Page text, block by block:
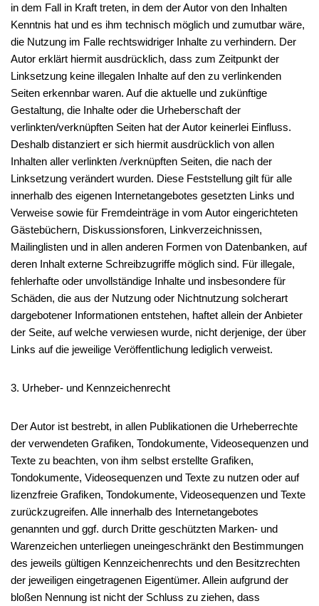
in dem Fall in Kraft treten, in dem der Autor von den Inhalten
Kenntnis hat und es ihm technisch möglich und zumutbar wäre,
die Nutzung im Falle rechtswidriger Inhalte zu verhindern. Der
Autor erklärt hiermit ausdrücklich, dass zum Zeitpunkt der
Linksetzung keine illegalen Inhalte auf den zu verlinkenden
Seiten erkennbar waren. Auf die aktuelle und zukünftige
Gestaltung, die Inhalte oder die Urheberschaft der
verlinkten/verknüpften Seiten hat der Autor keinerlei Einfluss.
Deshalb distanziert er sich hiermit ausdrücklich von allen
Inhalten aller verlinkten /verknüpften Seiten, die nach der
Linksetzung verändert wurden. Diese Feststellung gilt für alle
innerhalb des eigenen Internetangebotes gesetzten Links und
Verweise sowie für Fremdeinträge in vom Autor eingerichteten
Gästebüchern, Diskussionsforen, Linkverzeichnissen,
Mailinglisten und in allen anderen Formen von Datenbanken, auf
deren Inhalt externe Schreibzugriffe möglich sind. Für illegale,
fehlerhafte oder unvollständige Inhalte und insbesondere für
Schäden, die aus der Nutzung oder Nichtnutzung solcherart
dargebotener Informationen entstehen, haftet allein der Anbieter
der Seite, auf welche verwiesen wurde, nicht derjenige, der über
Links auf die jeweilige Veröffentlichung lediglich verweist.
3. Urheber- und Kennzeichenrecht
Der Autor ist bestrebt, in allen Publikationen die Urheberrechte
der verwendeten Grafiken, Tondokumente, Videosequenzen und
Texte zu beachten, von ihm selbst erstellte Grafiken,
Tondokumente, Videosequenzen und Texte zu nutzen oder auf
lizenzfreie Grafiken, Tondokumente, Videosequenzen und Texte
zurückzugreifen. Alle innerhalb des Internetangebotes
genannten und ggf. durch Dritte geschützten Marken- und
Warenzeichen unterliegen uneingeschränkt den Bestimmungen
des jeweils gültigen Kennzeichenrechts und den Besitzrechten
der jeweiligen eingetragenen Eigentümer. Allein aufgrund der
bloßen Nennung ist nicht der Schluss zu ziehen, dass